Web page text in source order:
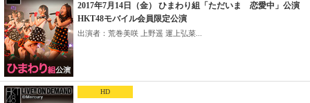
2017年7月14日（金） ひまわり組「ただいま 恋愛中」公演
HKT48モバイル会員限定公演
出演者：荒巻美咲 上野遥 運上弘菜...
HD